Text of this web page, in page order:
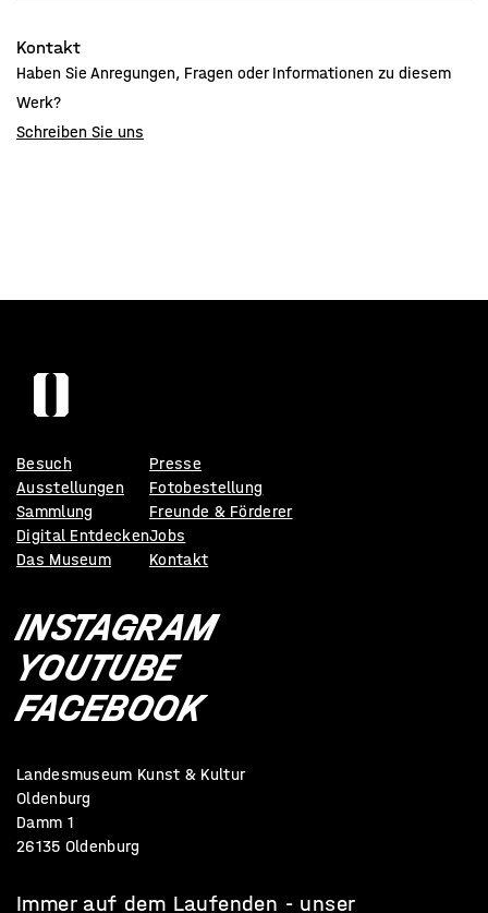
Kontakt
Haben Sie Anregungen, Fragen oder Informationen zu diesem
Werk?
Schreiben Sie uns
Besuch
Ausstellungen
Sammlung
Digital Entdecken
Das Museum
Presse
Fotobestellung
Freunde & Förderer
Jobs
Kontakt
INSTAGRAM
YOUTUBE
FACEBOOK
Landesmuseum Kunst & Kultur
Oldenburg
Damm 1
26135 Oldenburg
Immer auf dem Laufenden - unser